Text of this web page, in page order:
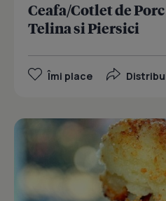
Ceafa/Cotlet de
Telina si Piersici
Îmi place